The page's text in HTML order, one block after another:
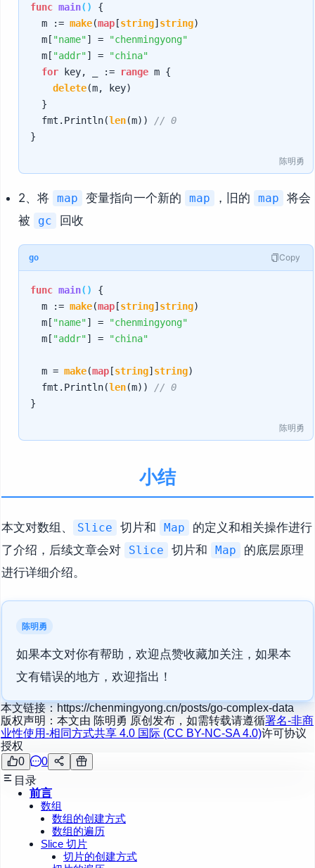
func main()
{
	m :=
make(map[string] string)
	m[
"name"] =
"chenmingyong"
	m[
"addr"] =
"china"
for key, _ := range m {
delete(m, key)
	fmt.Println(
len(m))
// 0
陈明勇
2、将 map 变量指向一个新的 map ，旧的 map
将会
被
gc 回收
go Copy
func main()
{
	m :=
make(map[string] string)
	m[
"name"] =
"chenmingyong"
	m[
"addr"] = "china"
	m =
make(map[string] string)
	fmt.Println(
len(m))
// 0
陈明勇
小结
本文对数组、 Slice 切片和 Map
的定义和相关操作进行
了介绍，后续文章会对
Slice 切片和 Map
的底层原理
进行详细介绍。
陈明勇
如果本文对你有帮助，欢迎点赞收藏加关注，如果本
文有错误的地方，欢迎指出！
本文链接：https://chenmingyong.cn/posts/go-complex-data
版权声明：本文由 陈明勇 原创发布，如需转载请遵循署名-非商
业性使用-相同方式共享 4.0 国际 (CC BY-NC-SA 4.0)许可协议
授权
0
0
目录
前言
数组
数组的创建方式
数组的遍历
Slice 切片
切片的创建方式